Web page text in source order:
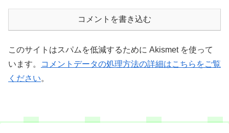
コメントを書き込む
このサイトはスパムを低減するために Akismet を使って
います。
コメントデータの処理方法の詳細はこちらをご覧
ください。